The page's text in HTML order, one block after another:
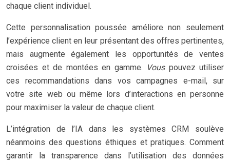
chaque client individuel.
Cette personnalisation poussée améliore non seulement
l’expérience client en leur présentant des offres pertinentes,
mais augmente également les opportunités de ventes
croisées et de montées en gamme. Vous pouvez utiliser
ces recommandations dans vos campagnes e-mail, sur
votre site web ou même lors d’interactions en personne
pour maximiser la valeur de chaque client.
L’intégration de l’IA dans les systèmes CRM soulève
néanmoins des questions éthiques et pratiques. Comment
garantir la transparence dans l’utilisation des données